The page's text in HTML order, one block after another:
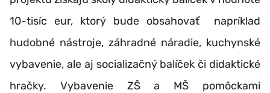
10-tisíc eur, ktorý bude obsahovať napríklad
hudobné nástroje, záhradné náradie, kuchynské
vybavenie, ale aj socializačný balíček či didaktické
hračky. Vybavenie ZŠ a MŠ pomôckami